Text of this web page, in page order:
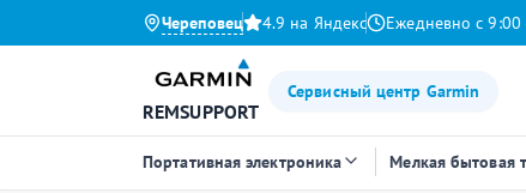
Череповец 4.9 на Яндекс Ежедневно с
REMSUPPORT
Сервисный центр Garmin
Портативная электроника Мелкая бытовая